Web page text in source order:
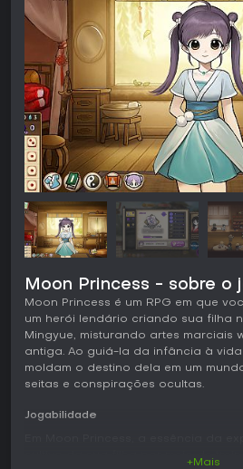
Moon Princess - sobre o
Moon Princess é um RPG em que
um herói lendário criando sua filha
Mingyue, misturando artes marciais
antiga. Ao guiá-la da infância à
moldam o destino dela em um
seitas e conspirações ocultas.
Jogabilidade
+Mais